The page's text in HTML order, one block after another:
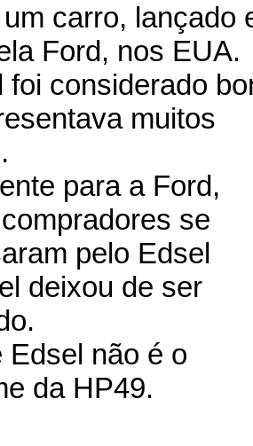
carro, lançado
Ford, nos EUA.
foi considerado
muitos
para a Ford,
se
pelo Edsel
deixou de ser
Edsel não é o
da HP49.